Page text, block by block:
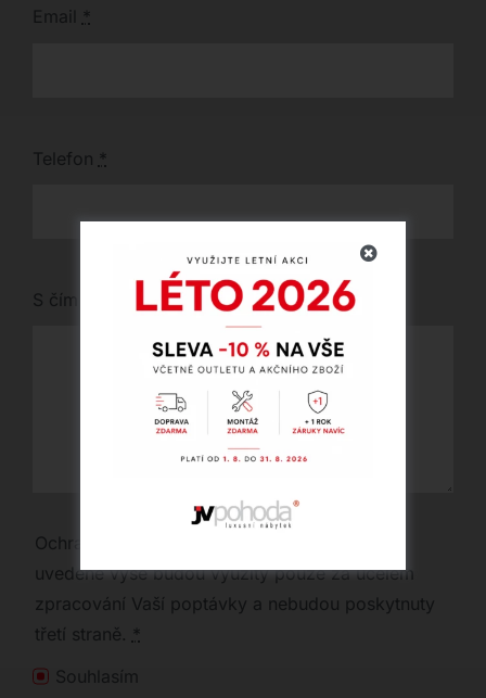
Email *
Telefon *
S čím vám můžeme pomoci?
Ochrana osobních údajů | Vaše osobní údaje
uvedené výše budou využity pouze za účelem
zpracování Vaší poptávky a nebudou poskytnuty
třetí straně. *
Souhlasím